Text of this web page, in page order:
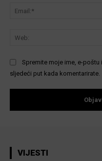
Spremite moje ime, e-
sljedeći put kada komentarirate.
VIJESTI